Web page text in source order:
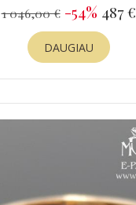
1 046,00 € -54% 487 €
DAUGIAU